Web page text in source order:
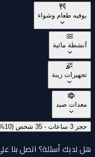
بوفيه طعام وشواء
أنشطة مائية
تجهيزات زينة
معدات صيد
حجز 3 ساعات - 35 شخص (10% خصم)
هل لديك أسئلة؟ اتصل بنا على